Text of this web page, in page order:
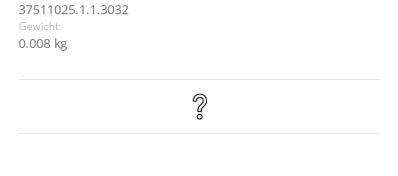
37511025.1.1.3032
Gewicht:
0.008 kg